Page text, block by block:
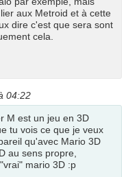
aux Metroid et à cette
dire c'est que sera sont
cela.
04:22
M est un jeu en 3D
tu vois ce que je veux
qu'avec Mario 3D
au sens propre,
mario 3D :p